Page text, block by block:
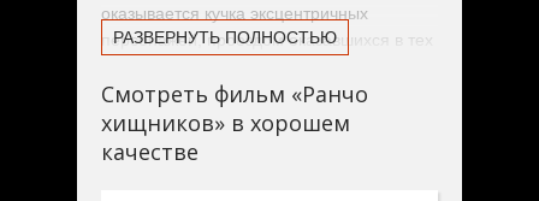
оказывается кучка эксцентричных
персонажей, проездом оказавшихся в тех
способна оказать динозавровой угрозе
достойный отпор.
РАЗВЕРНУТЬ ПОЛНОСТЬЮ
Смотреть фильм «Ранчо
хищников» в хорошем
качестве